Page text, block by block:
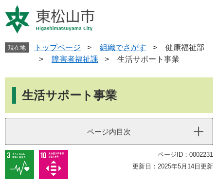
ー
ジ
す
ニ
ュ
し
へ
現在地 トップページ > 組織でさがす >
健康福祉部
>
障害者福祉課 > 生活サポート事業
生活サポート事業
ページ内目次
ページID：0002231
更新日：2025年5月14日更新